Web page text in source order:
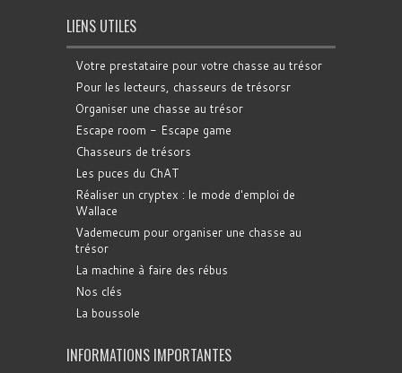
LIENS UTILES
Votre prestataire pour votre chasse au trésor
Pour les lecteurs, chasseurs de trésorsr
Organiser une chasse au trésor
Escape room - Escape game
Chasseurs de trésors
Les puces du ChAT
Réaliser un cryptex : le mode d'emploi de
Wallace
Vademecum pour organiser une chasse au
trésor
La machine à faire des rébus
Nos clés
La boussole
INFORMATIONS IMPORTANTES